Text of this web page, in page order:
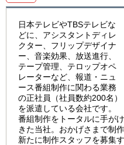
日本テレビやTBSテレビな
どに、アシスタントディレ
クター、フリップデザイナ
ー、音楽効果、放送進行、
テープ管理、テロップオペ
レーターなど、報道・ニュ
ース番組制作に関わる業務
の正社員（社員数約200名）
を派遣している会社です。
番組制作をトータルに手が
きた当社。おかげさまで制
新たに制作スタッフを募集